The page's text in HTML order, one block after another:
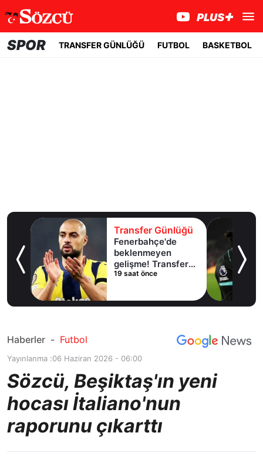
SPOR TRANSFER GÜNLÜĞÜ FUTBOL BASKETBOL
Transfer Günlüğü
Fenerbahçe'de
beklenmeyen
gelişme! Transfer
iptal oldu
19 saat önce
Haberler - Futbol
Yayınlanma :06 Haziran 2026 - 06:00
Sözcü, Beşiktaş'ın yeni
hocası İtaliano'nun
raporunu çıkarttı